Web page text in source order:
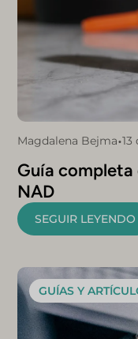
Magdalena Bejma•13
Guía completa
NAD
SEGUIR LEYENDO
GUÍAS Y